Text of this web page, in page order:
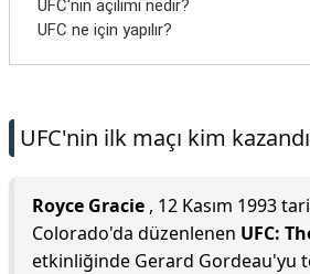
UFC'nin açılımı nedir?
UFC ne için yapılır?
UFC'nin ilk maçı kim
Royce Gracie , 12 Kasım 1993
Colorado'da düzenlenen UFC:
etkinliğinde Gerard Gordeau'yu